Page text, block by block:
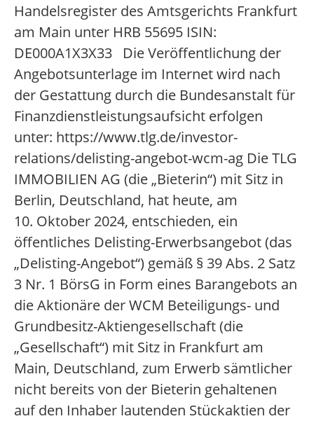
Handelsregister des Amtsgerichts Frankfurt
am Main unter HRB 55695 ISIN:
DE000A1X3X33 Die Veröffentlichung der
Angebotsunterlage im Internet wird nach
der Gestattung durch die Bundesanstalt für
Finanzdienstleistungsaufsicht erfolgen
unter: https://www.tlg.de/investor-
relations/delisting-angebot-wcm-ag Die TLG
IMMOBILIEN AG (die „Bieterin“) mit Sitz in
Berlin, Deutschland, hat heute, am
10. Oktober 2024, entschieden, ein
öffentliches Delisting-Erwerbsangebot (das
„Delisting-Angebot“) gemäß § 39 Abs. 2 Satz
3 Nr. 1 BörsG in Form eines Barangebots an
die Aktionäre der WCM Beteiligungs- und
Grundbesitz-Aktiengesellschaft (die
„Gesellschaft“) mit Sitz in Frankfurt am
Main, Deutschland, zum Erwerb sämtlicher
nicht bereits von der Bieterin gehaltenen
auf den Inhaber lautenden Stückaktien der